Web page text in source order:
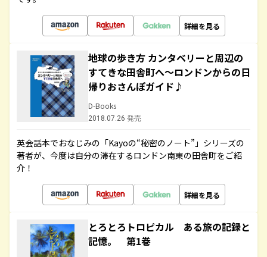
詳細を見る
地球の歩き方 カンタベリーと周辺の
すてきな田舎町へ～ロンドンからの日
帰りおさんぽガイド♪
D-Books
2018.07.26 発売
英会話本でおなじみの「Kayoの“秘密のノート”」シリーズの
著者が、今度は自分の滞在するロンドン南東の田舎町をご紹
介！
詳細を見る
とろとろトロピカル ある旅の記録と
記憶。 第1巻